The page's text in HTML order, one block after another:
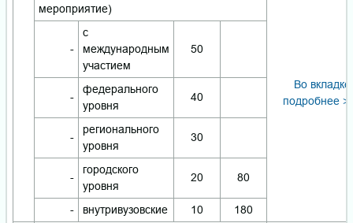
мероприятие)
Во вкладке
подробнее
-
с
международным
участием
50
-
федерального
уровня
40
-
регионального
уровня
30
-
городского
уровня
20 80
- внутривузовские 10
180